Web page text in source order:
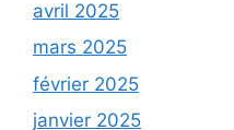
avril 2025
mars 2025
février 2025
janvier 2025